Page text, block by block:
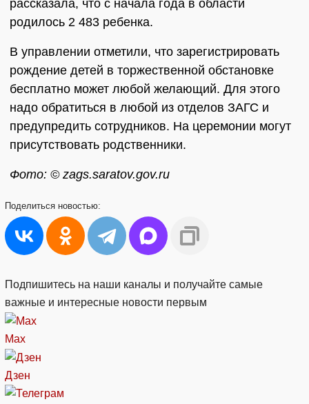
рассказала, что с начала года в области
родилось 2 483 ребенка.
В управлении отметили, что зарегистрировать
рождение детей в торжественной обстановке
бесплатно может любой желающий. Для этого
надо обратиться в любой из отделов ЗАГС и
предупредить сотрудников. На церемонии могут
присутствовать родственники.
Фото: © zags.saratov.gov.ru
Поделиться новостью:
Подпишитесь на наши каналы и получайте самые
важные и интересные новости первым
Max
Дзен